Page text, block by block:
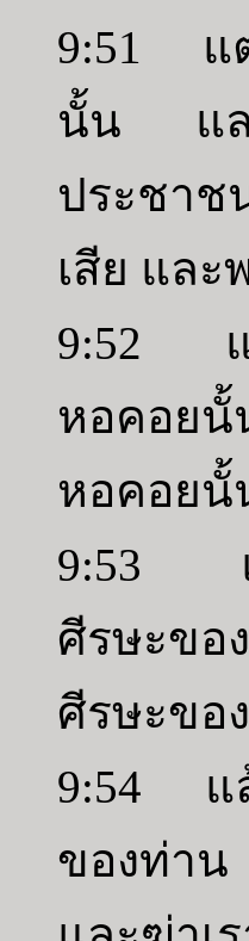
9:51 แต่
นั้น แล
ประชา
เสีย แล
9:52 แ
หอคอย
หอคอยนั้
9:53 แ
ศีรษะขอ
ศีรษะขอ
9:54 แล้
ของท่าน